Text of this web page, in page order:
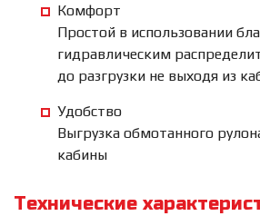
Комфорт
Простой в использовании
гидравлическим
до разгрузки не выходя из
Удобство
Выгрузка обмотанного
кабины
Технические